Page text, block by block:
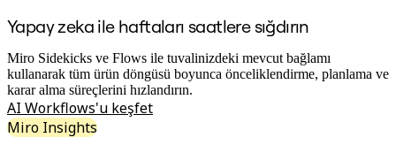
Dijital
İmalat
Perakende
Finansal Hizmetler
Yaşam Bilimleri ve İlaç
Ekibe Göre
Yapay zeka ile haftaları saatlere sığdırın
Miro Sidekicks ve Flows ile tuvalinizdeki mevcut bağlamı
kullanarak tüm ürün döngüsü boyunca önceliklendirme, planlama ve
karar alma süreçlerini hızlandırın.
AI Workflows'u keşfet
Miro Insights